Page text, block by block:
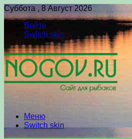
Суббота , 8 Август 2026
Войти
Switch skin
Меню
Switch skin